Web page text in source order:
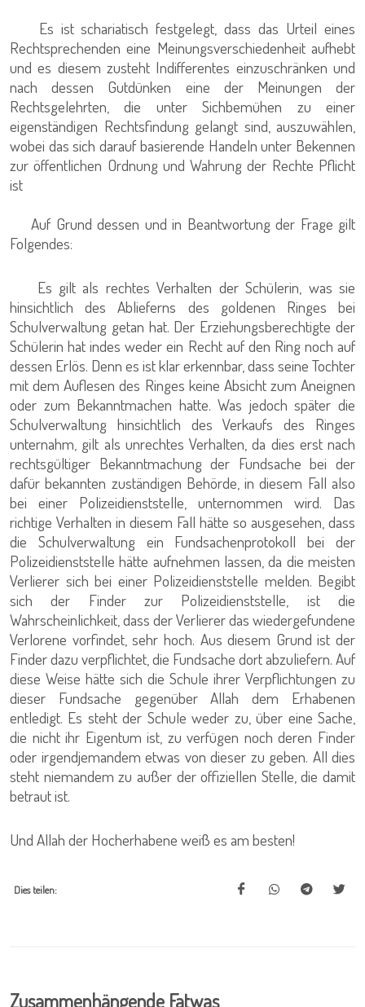
Es ist schariatisch festgelegt, dass das Urteil eines
Rechtsprechenden eine Meinungsverschiedenheit aufhebt
und es diesem zusteht Indifferentes einzuschränken und
nach dessen Gutdünken eine der Meinungen der
Rechtsgelehrten, die unter Sichbemühen zu einer
eigenständigen Rechtsfindung gelangt sind, auszuwählen,
wobei das sich darauf basierende Handeln unter Bekennen
zur öffentlichen Ordnung und Wahrung der Rechte Pflicht
ist
Auf Grund dessen und in Beantwortung der Frage gilt
Folgendes:
Es gilt als rechtes Verhalten der Schülerin, was sie
hinsichtlich des Ablieferns des goldenen Ringes bei
Schulverwaltung getan hat. Der Erziehungsberechtigte der
Schülerin hat indes weder ein Recht auf den Ring noch auf
dessen Erlös. Denn es ist klar erkennbar, dass seine Tochter
mit dem Auflesen des Ringes keine Absicht zum Aneignen
oder zum Bekanntmachen hatte. Was jedoch später die
Schulverwaltung hinsichtlich des Verkaufs des Ringes
unternahm, gilt als unrechtes Verhalten, da dies erst nach
rechtsgültiger Bekanntmachung der Fundsache bei der
dafür bekannten zuständigen Behörde, in diesem Fall also
bei einer Polizeidienststelle, unternommen wird. Das
richtige Verhalten in diesem Fall hätte so ausgesehen, dass
die Schulverwaltung ein Fundsachenprotokoll bei der
Polizeidienststelle hätte aufnehmen lassen, da die meisten
Verlierer sich bei einer Polizeidienststelle melden. Begibt
sich der Finder zur Polizeidienststelle, ist die
Wahrscheinlichkeit, dass der Verlierer das wiedergefundene
Verlorene vorfindet, sehr hoch. Aus diesem Grund ist der
Finder dazu verpflichtet, die Fundsache dort abzuliefern. Auf
diese Weise hätte sich die Schule ihrer Verpflichtungen zu
dieser Fundsache gegenüber Allah dem Erhabenen
entledigt. Es steht der Schule weder zu, über eine Sache,
die nicht ihr Eigentum ist, zu verfügen noch deren Finder
oder irgendjemandem etwas von dieser zu geben. All dies
steht niemandem zu außer der offiziellen Stelle, die damit
betraut ist.
Und Allah der Hocherhabene weiß es am besten!
Dies teilen:
Zusammenhängende Fatwas